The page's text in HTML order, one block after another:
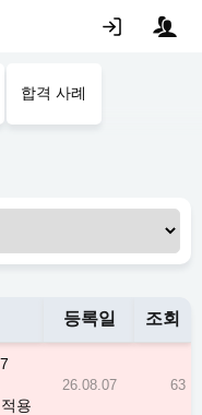
합격 사례
등록일 조회
용
26.08.07 63